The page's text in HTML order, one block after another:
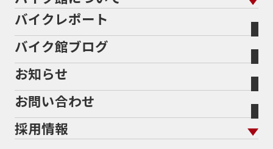
スタイルから探す
排気量から探す
地域から探す
バイク買取の流れ
全国展開の強み
オンライン査定フォーム
メーカー別買取相場・
ヤマハ
ホンダ
スズキ
トライアンフ
アプリリア
KTM
バイク車検
Bikeep
自賠責保険
任意保険
バイク保険無料見積り（現在未加入の方）
バイク保険無料見積り（他社でご加入の方）
盗難保険
北海道
宮城
福島
茨城
栃木
バイク館について トップ
バイク館が選ばれる理由
会社概要
沿革
二輪公正取引協議会加盟店
バイクレポート
バイク館ブログ
お知らせ
お問い合わせ
採用情報